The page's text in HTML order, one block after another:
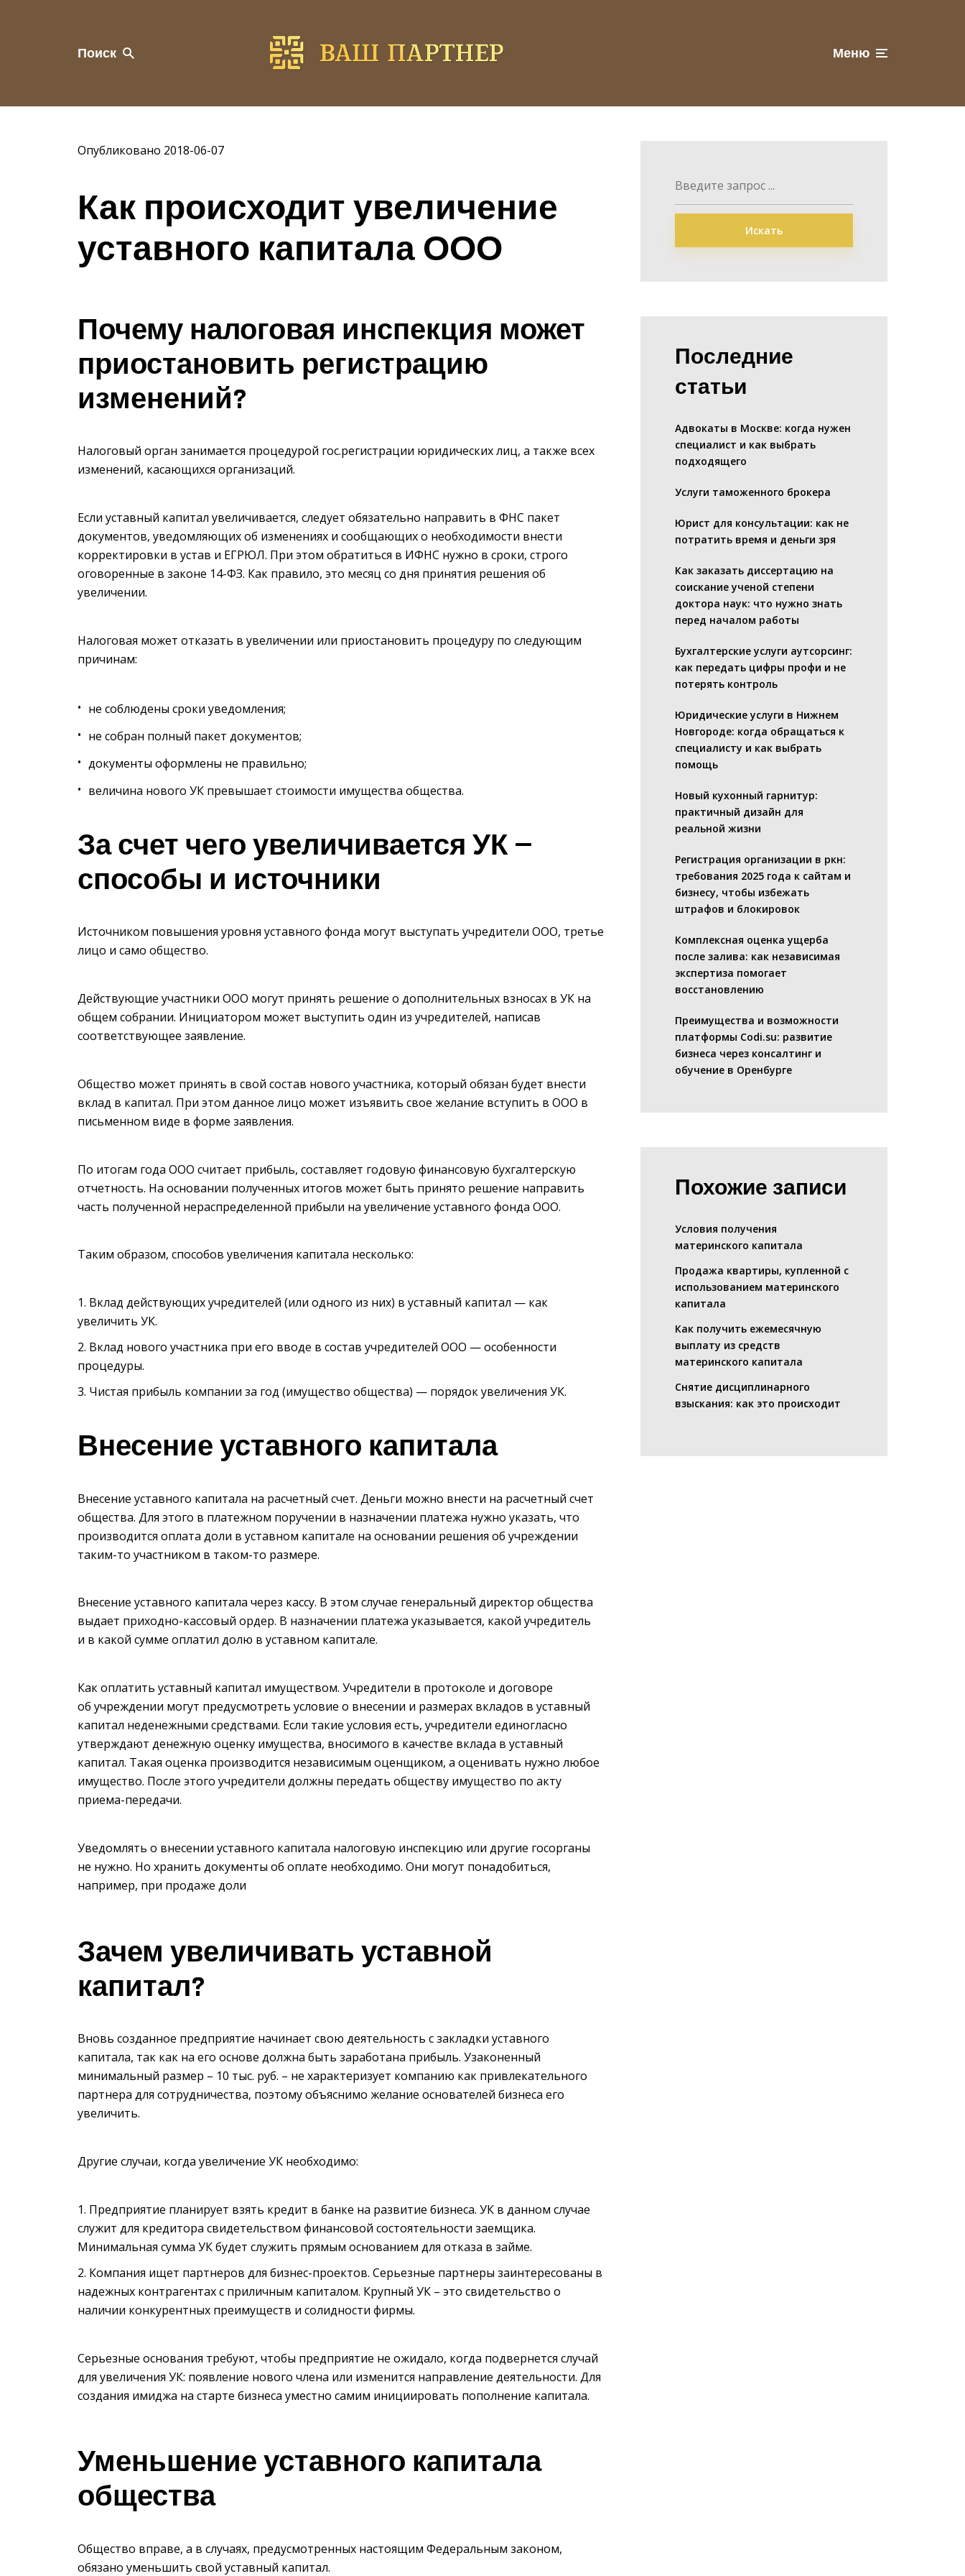
Поиск Меню
Опубликовано 2018-06-07
Как происходит увеличение
уставного капитала ООО
Почему налоговая инспекция может
приостановить регистрацию
изменений?
Налоговый орган занимается процедурой гос.регистрации юридических лиц, а также всех
изменений, касающихся организаций.
Если уставный капитал увеличивается, следует обязательно направить в ФНС пакет
документов, уведомляющих об изменениях и сообщающих о необходимости внести
корректировки в устав и ЕГРЮЛ. При этом обратиться в ИФНС нужно в сроки, строго
оговоренные в законе 14-ФЗ. Как правило, это месяц со дня принятия решения об
увеличении.
Налоговая может отказать в увеличении или приостановить процедуру по следующим
причинам:
не соблюдены сроки уведомления;
не собран полный пакет документов;
документы оформлены не правильно;
величина нового УК превышает стоимости имущества общества.
За счет чего увеличивается УК —
способы и источники
Источником повышения уровня уставного фонда могут выступать учредители ООО, третье
лицо и само общество.
Действующие участники ООО могут принять решение о дополнительных взносах в УК на
общем собрании. Инициатором может выступить один из учредителей, написав
соответствующее заявление.
Общество может принять в свой состав нового участника, который обязан будет внести
вклад в капитал. При этом данное лицо может изъявить свое желание вступить в ООО в
письменном виде в форме заявления.
По итогам года ООО считает прибыль, составляет годовую финансовую бухгалтерскую
отчетность. На основании полученных итогов может быть принято решение направить
часть полученной нераспределенной прибыли на увеличение уставного фонда ООО.
Таким образом, способов увеличения капитала несколько:
Вклад действующих учредителей (или одного из них) в уставный капитал — как
увеличить УК.
Вклад нового участника при его вводе в состав учредителей ООО — особенности
процедуры.
Чистая прибыль компании за год (имущество общества) — порядок увеличения УК.
Внесение уставного капитала
Внесение уставного капитала на расчетный счет. Деньги можно внести на расчетный счет
общества. Для этого в платежном поручении в назначении платежа нужно указать, что
производится оплата доли в уставном капитале на основании решения об учреждении
таким-то участником в таком-то размере.
Внесение уставного капитала через кассу. В этом случае генеральный директор общества
выдает приходно-кассовый ордер. В назначении платежа указывается, какой учредитель
и в какой сумме оплатил долю в уставном капитале.
Как оплатить уставный капитал имуществом. Учредители в протоколе и договоре
об учреждении могут предусмотреть условие о внесении и размерах вкладов в уставный
капитал неденежными средствами. Если такие условия есть, учредители единогласно
утверждают денежную оценку имущества, вносимого в качестве вклада в уставный
капитал. Такая оценка производится независимым оценщиком, а оценивать нужно любое
имущество. После этого учредители должны передать обществу имущество по акту
приема-передачи.
Уведомлять о внесении уставного капитала налоговую инспекцию или другие госорганы
не нужно. Но хранить документы об оплате необходимо. Они могут понадобиться,
например, при продаже доли
Зачем увеличивать уставной
капитал?
Вновь созданное предприятие начинает свою деятельность с закладки уставного
капитала, так как на его основе должна быть заработана прибыль. Узаконенный
минимальный размер – 10 тыс. руб. – не характеризует компанию как привлекательного
партнера для сотрудничества, поэтому объяснимо желание основателей бизнеса его
увеличить.
Другие случаи, когда увеличение УК необходимо:
Предприятие планирует взять кредит в банке на развитие бизнеса. УК в данном случае
служит для кредитора свидетельством финансовой состоятельности заемщика.
Минимальная сумма УК будет служить прямым основанием для отказа в займе.
Компания ищет партнеров для бизнес-проектов. Серьезные партнеры заинтересованы в
надежных контрагентах с приличным капиталом. Крупный УК – это свидетельство о
наличии конкурентных преимуществ и солидности фирмы.
Серьезные основания требуют, чтобы предприятие не ожидало, когда подвернется случай
для увеличения УК: появление нового члена или изменится направление деятельности. Для
создания имиджа на старте бизнеса уместно самим инициировать пополнение капитала.
Уменьшение уставного капитала
общества
Общество вправе, а в случаях, предусмотренных настоящим Федеральным законом,
обязано уменьшить свой уставный капитал.
Искать
Последние
статьи
Адвокаты в Москве: когда нужен
специалист и как выбрать
подходящего
Услуги таможенного брокера
Юрист для консультации: как не
потратить время и деньги зря
Как заказать диссертацию на
соискание ученой степени
доктора наук: что нужно знать
перед началом работы
Бухгалтерские услуги аутсорсинг:
как передать цифры профи и не
потерять контроль
Юридические услуги в Нижнем
Новгороде: когда обращаться к
специалисту и как выбрать
помощь
Новый кухонный гарнитур:
практичный дизайн для
реальной жизни
Регистрация организации в ркн:
требования 2025 года к сайтам и
бизнесу, чтобы избежать
штрафов и блокировок
Комплексная оценка ущерба
после залива: как независимая
экспертиза помогает
восстановлению
Преимущества и возможности
платформы Codi.su: развитие
бизнеса через консалтинг и
обучение в Оренбурге
Похожие записи
Условия получения
материнского капитала
Продажа квартиры, купленной с
использованием материнского
капитала
Как получить ежемесячную
выплату из средств
материнского капитала
Снятие дисциплинарного
взыскания: как это происходит